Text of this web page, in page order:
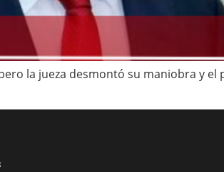
la jueza desmontó su maniobra y el